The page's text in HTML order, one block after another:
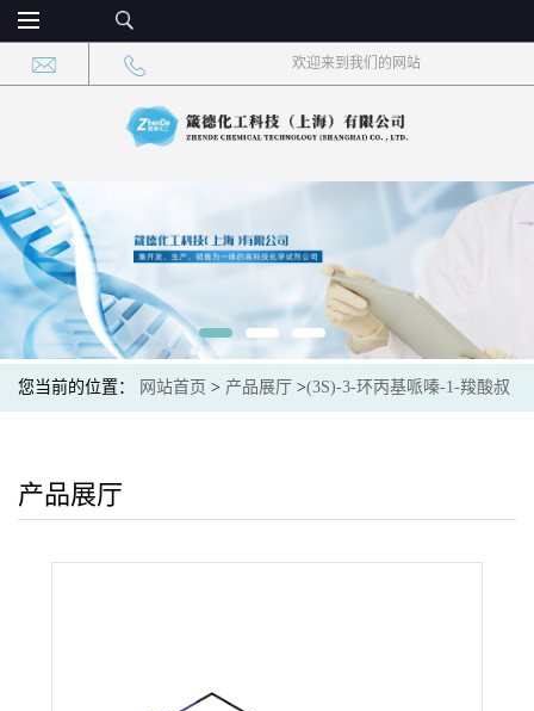
欢迎来到我们的网站
您当前的位置： 网站首页 > 产品展厅 >(3S)-3-环丙基哌嗪-1-羧酸叔
产品展厅